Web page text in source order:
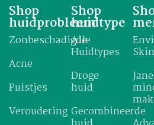
Shop
huidprobleem
Zonbeschadigde
Acne
Puistjes
Veroudering
Shop
huidtype
Alle
Huidtypes
Droge
huid
Gecombineerde